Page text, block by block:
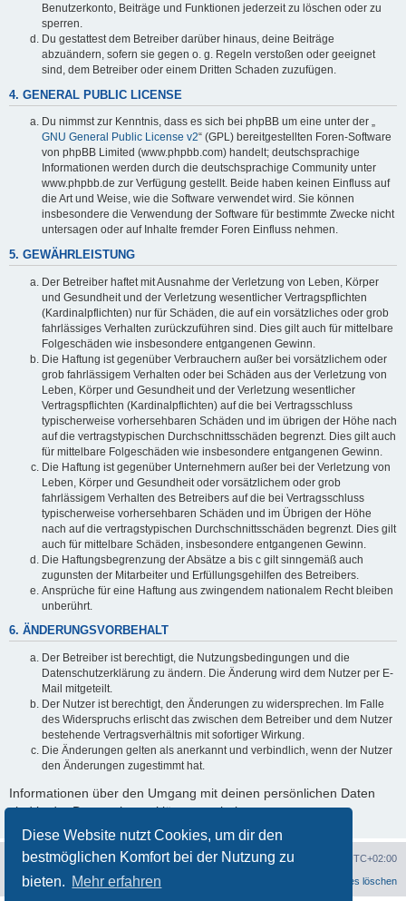
Diese Website nutzt Cookies, um dir den
bestmöglichen Komfort bei der Nutzung zu
bieten. Mehr erfahren
Benutzerkonto, Beiträge und Funktionen jederzeit zu löschen oder zu
sperren.
Du gestattest dem Betreiber darüber hinaus, deine Beiträge
abzuändern, sofern sie gegen o. g. Regeln verstoßen oder geeignet
sind, dem Betreiber oder einem Dritten Schaden zuzufügen.
4. GENERAL PUBLIC LICENSE
Du nimmst zur Kenntnis, dass es sich bei phpBB um eine unter der „
GNU General Public License v2“ (GPL) bereitgestellten Foren-Software
von phpBB Limited (www.phpbb.com) handelt; deutschsprachige
Informationen werden durch die deutschsprachige Community unter
www.phpbb.de zur Verfügung gestellt. Beide haben keinen Einfluss auf
die Art und Weise, wie die Software verwendet wird. Sie können
insbesondere die Verwendung der Software für bestimmte Zwecke nicht
untersagen oder auf Inhalte fremder Foren Einfluss nehmen.
5. GEWÄHRLEISTUNG
Der Betreiber haftet mit Ausnahme der Verletzung von Leben, Körper
und Gesundheit und der Verletzung wesentlicher Vertragspflichten
(Kardinalpflichten) nur für Schäden, die auf ein vorsätzliches oder grob
fahrlässiges Verhalten zurückzuführen sind. Dies gilt auch für mittelbare
Folgeschäden wie insbesondere entgangenen Gewinn.
Die Haftung ist gegenüber Verbrauchern außer bei vorsätzlichem oder
grob fahrlässigem Verhalten oder bei Schäden aus der Verletzung von
Leben, Körper und Gesundheit und der Verletzung wesentlicher
Vertragspflichten (Kardinalpflichten) auf die bei Vertragsschluss
typischerweise vorhersehbaren Schäden und im übrigen der Höhe nach
auf die vertragstypischen Durchschnittsschäden begrenzt. Dies gilt auch
für mittelbare Folgeschäden wie insbesondere entgangenen Gewinn.
Die Haftung ist gegenüber Unternehmern außer bei der Verletzung von
Leben, Körper und Gesundheit oder vorsätzlichem oder grob
fahrlässigem Verhalten des Betreibers auf die bei Vertragsschluss
typischerweise vorhersehbaren Schäden und im Übrigen der Höhe
nach auf die vertragstypischen Durchschnittsschäden begrenzt. Dies gilt
auch für mittelbare Schäden, insbesondere entgangenen Gewinn.
Die Haftungsbegrenzung der Absätze a bis c gilt sinngemäß auch
zugunsten der Mitarbeiter und Erfüllungsgehilfen des Betreibers.
Ansprüche für eine Haftung aus zwingendem nationalem Recht bleiben
unberührt.
6. ÄNDERUNGSVORBEHALT
Der Betreiber ist berechtigt, die Nutzungsbedingungen und die
Datenschutzerklärung zu ändern. Die Änderung wird dem Nutzer per E-
Mail mitgeteilt.
Der Nutzer ist berechtigt, den Änderungen zu widersprechen. Im Falle
des Widerspruchs erlischt das zwischen dem Betreiber und dem Nutzer
bestehende Vertragsverhältnis mit sofortiger Wirkung.
Die Änderungen gelten als anerkannt und verbindlich, wenn der Nutzer
den Änderungen zugestimmt hat.
Informationen über den Umgang mit deinen persönlichen Daten
sind in der Datenschutzerklärung enthalten.
Portal Foren-Übersicht Alle Zeiten sind UTC+02:00
Alle Cookies löschen